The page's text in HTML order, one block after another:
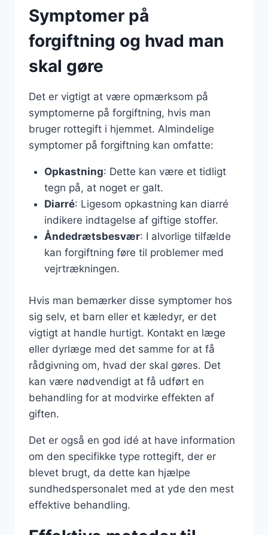
Symptomer på
forgiftning og hvad man
skal gøre
Det er vigtigt at være opmærksom på
symptomerne på forgiftning, hvis man
bruger rottegift i hjemmet. Almindelige
symptomer på forgiftning kan omfatte:
Opkastning: Dette kan være et tidligt
tegn på, at noget er galt.
Diarré: Ligesom opkastning kan diarré
indikere indtagelse af giftige stoffer.
Åndedrætsbesvær: I alvorlige tilfælde
kan forgiftning føre til problemer med
vejrtrækningen.
Hvis man bemærker disse symptomer hos
sig selv, et barn eller et kæledyr, er det
vigtigt at handle hurtigt. Kontakt en læge
eller dyrlæge med det samme for at få
rådgivning om, hvad der skal gøres. Det
kan være nødvendigt at få udført en
behandling for at modvirke effekten af
giften.
Det er også en god idé at have information
om den specifikke type rottegift, der er
blevet brugt, da dette kan hjælpe
sundhedspersonalet med at yde den mest
effektive behandling.